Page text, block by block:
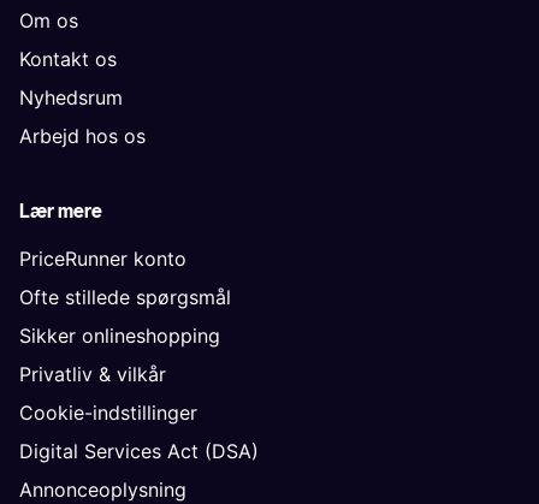
Om os
Kontakt os
Nyhedsrum
Arbejd hos os
Lær mere
PriceRunner konto
Ofte stillede spørgsmål
Sikker onlineshopping
Privatliv & vilkår
Cookie-indstillinger
Digital Services Act (DSA)
Annonceoplysning